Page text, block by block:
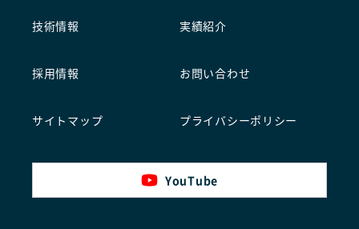
技術情報 実績紹介
採用情報 お問い合わせ
サイトマップ プライバシーポリシー
YouTube